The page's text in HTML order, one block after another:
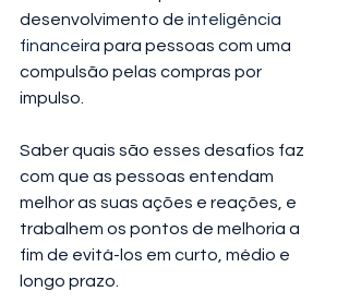
desenvolvimento de inteligência
financeira para pessoas com uma
compulsão pelas compras por
impulso.
Saber quais são esses desafios faz
com que as pessoas entendam
melhor as suas ações e reações, e
trabalhem os pontos de melhoria a
fim de evitá-los em curto, médio e
longo prazo.